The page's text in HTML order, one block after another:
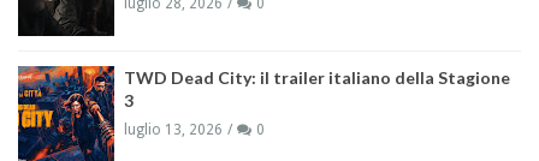
luglio 28, 2026 0
TWD Dead City: il trailer italiano della Stagione
3
luglio 13, 2026 0